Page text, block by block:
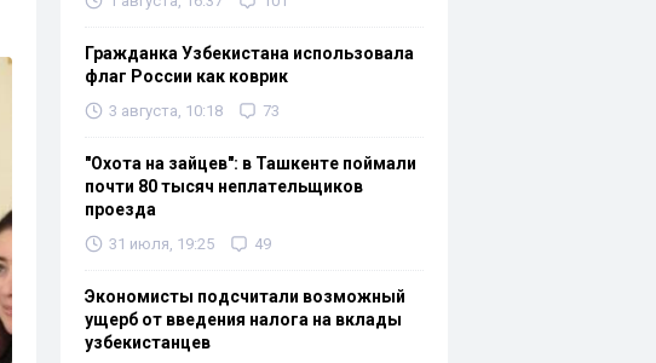
Гражданка Узбекистана использовала
флаг России как коврик
3 августа, 10:18 73
"Охота на зайцев": в Ташкенте поймали
почти 80 тысяч неплательщиков
проезда
31 июля, 19:25 49
Экономисты подсчитали возможный
ущерб от введения налога на вклады
узбекистанцев